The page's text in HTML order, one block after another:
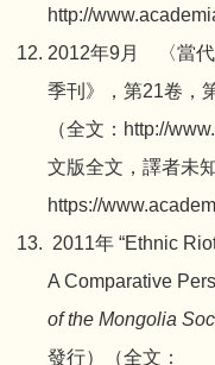
http://
2012年9月 〈當代
季刊》，第21卷，
（全文： http://
文版全文，譯者未知
https://
2011年 “Ethnic
A Comparative
of the Mongolia
發行）（全文：